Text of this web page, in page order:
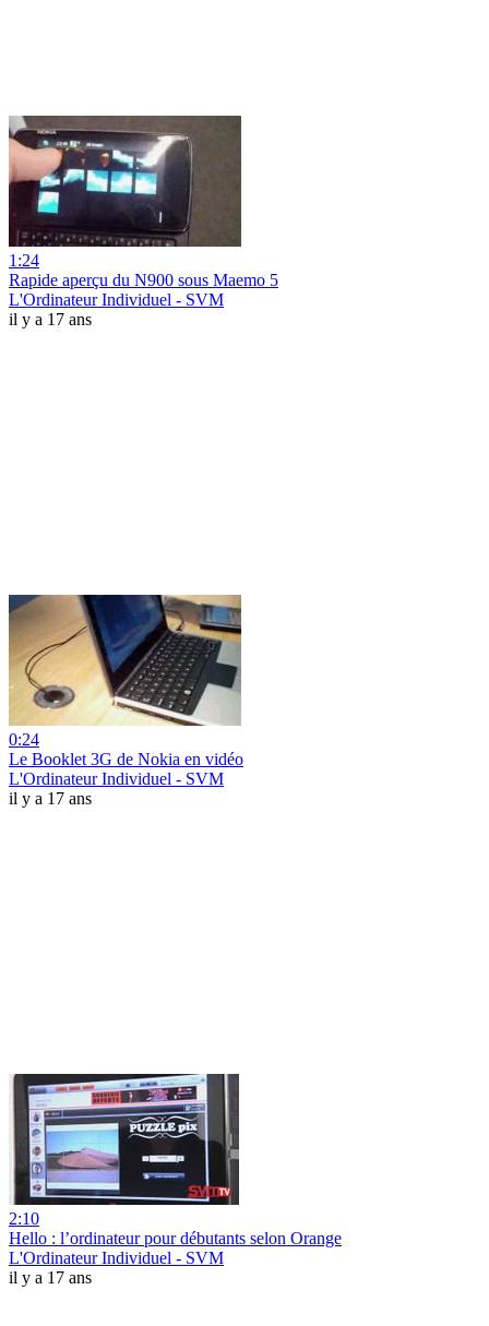
1:24
Rapide aperçu du N900 sous Maemo 5
L'Ordinateur Individuel - SVM
il y a 17 ans
0:24
Le Booklet 3G de Nokia en vidéo
L'Ordinateur Individuel - SVM
il y a 17 ans
2:10
Hello : l’ordinateur pour débutants selon Orange
L'Ordinateur Individuel - SVM
il y a 17 ans